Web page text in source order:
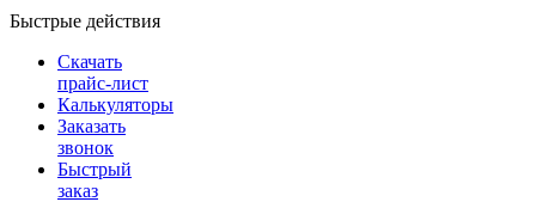
Быстрые действия
Скачать
прайс-лист
Калькуляторы
Заказать
звонок
Быстрый
заказ